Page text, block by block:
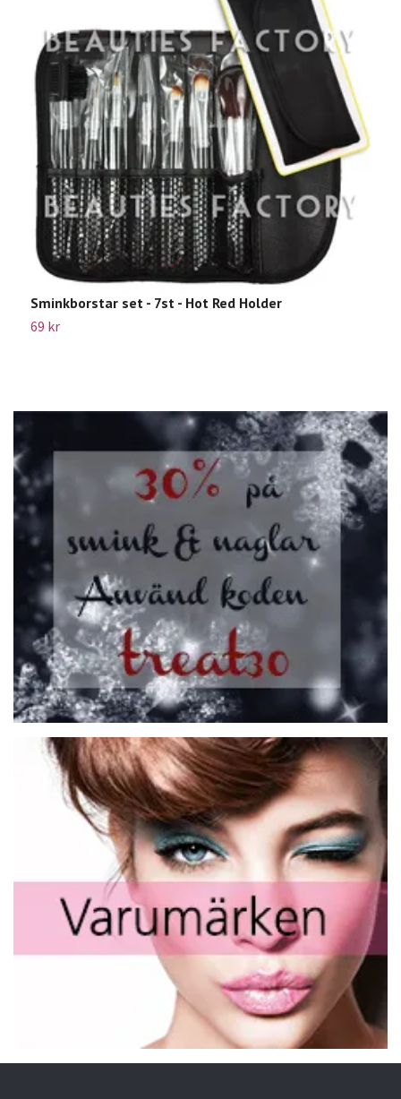
Sminkborstar set - 7st - Hot Red Holder
69 kr